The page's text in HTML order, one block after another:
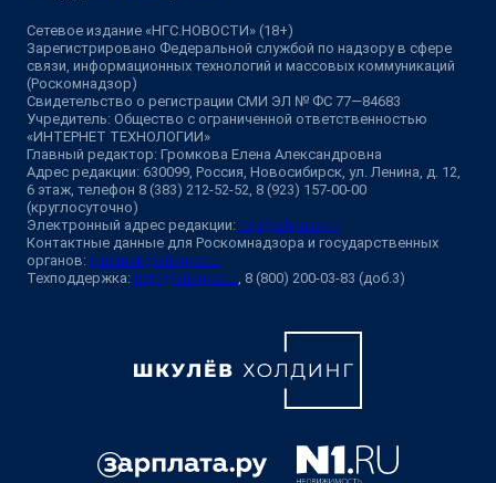
Сетевое издание «НГС.НОВОСТИ» (18+)
Зарегистрировано Федеральной службой по надзору в сфере
связи, информационных технологий и массовых коммуникаций
(Роскомнадзор)
Свидетельство о регистрации СМИ ЭЛ № ФС 77—84683
Учредитель: Общество с ограниченной ответственностью
«ИНТЕРНЕТ ТЕХНОЛОГИИ»
Главный редактор: Громкова Елена Александровна
Адрес редакции: 630099, Россия, Новосибирск, ул. Ленина, д. 12,
6 этаж, телефон 8 (383) 212-52-52, 8 (923) 157-00-00
(круглосуточно)
Электронный адрес редакции: ngs@shkulev.ru
Контактные данные для Роскомнадзора и государственных
органов: juristnsk@shkulev.ru
Техподдержка: help@shkulev.ru, 8 (800) 200-03-83 (доб.3)